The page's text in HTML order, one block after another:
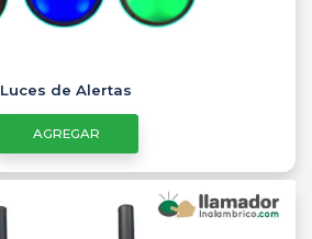
Luces de Alertas
AGREGAR